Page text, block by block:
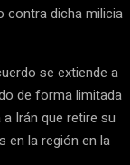
contra dicha milicia
se extiende a
de forma limitada
Irán que retire su
en la región en la